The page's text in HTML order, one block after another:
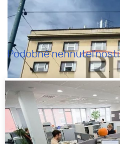
Podobné nehnuteľnosti